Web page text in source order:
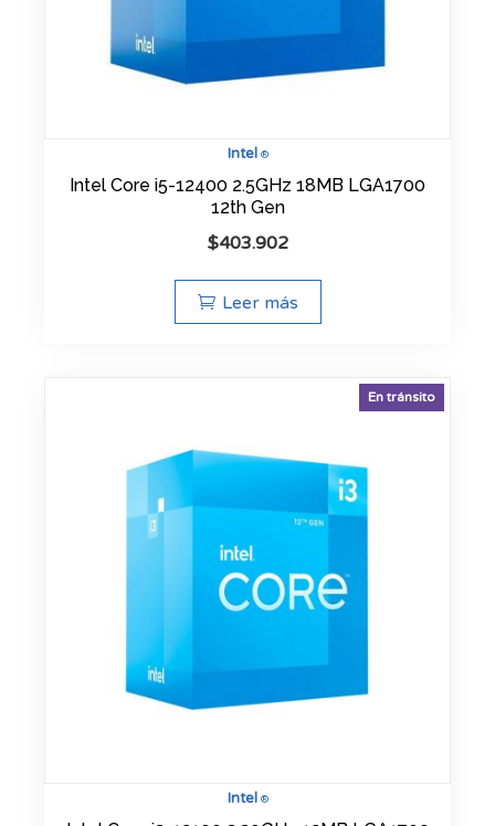
Intel®
Intel Core i5-12400 2.5GHz 18MB LGA1700
12th Gen
$403.902
Leer más
Intel®
En tránsito